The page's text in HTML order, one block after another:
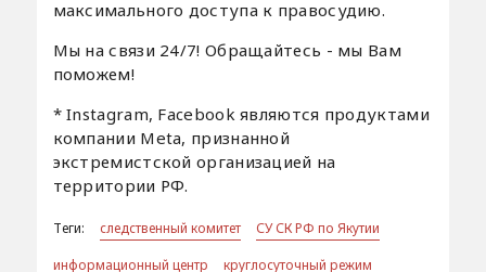
максимального доступа к правосудию.
Мы на связи 24/7! Обращайтесь - мы Вам
поможем!
* Instagram, Facebook являются продуктами
компании Meta, признанной
экстремистской организацией на
территории РФ.
Теги: следственный комитет
СУ СК РФ по Якутии
информационный центр
круглосуточный режим